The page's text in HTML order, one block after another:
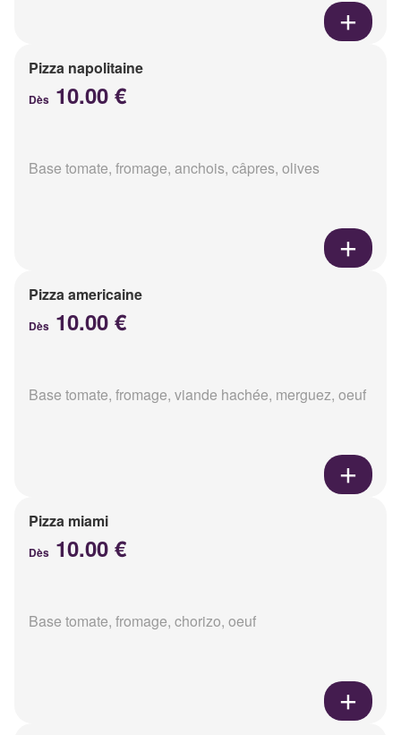
Pizza napolitaine
Dès 10.00 €
Base tomate, fromage, anchois, câpres, olives
Pizza americaine
Dès 10.00 €
Base tomate, fromage, viande hachée, merguez, oeuf
Pizza miami
Dès 10.00 €
Base tomate, fromage, chorizo, oeuf